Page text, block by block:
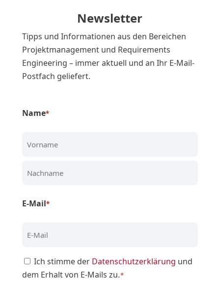
Newsletter
Tipps und Informationen aus den Bereichen
Projektmanagement und Requirements
Engineering – immer aktuell und an Ihr E-Mail-
Postfach geliefert.
Name*
E-Mail*
Zustimmung
*
Ich stimme der Datenschutzerklärung und
dem Erhalt von E-Mails zu.*